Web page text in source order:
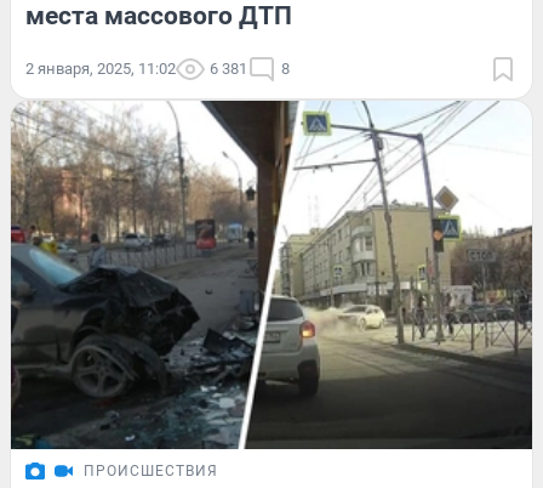
места массового ДТП
2 января, 2025, 11:02 6 381 8
ПРОИСШЕСТВИЯ